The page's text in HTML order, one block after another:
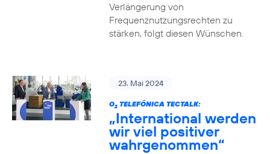
Verlängerung von
Frequenznutzungsrechten zu
stärken, folgt diesen Wünschen.
23. Mai 2024
O2TELEFÓNICA TECTALK:
„International werden
wir viel positiver
wahrgenommen“